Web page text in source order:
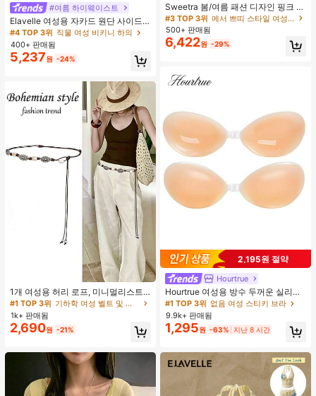
#여름 하이웨이스트
Elavelle 여성용 자카드 원단 사이드
타이 비키니 하의, 봄/여름
#4 TOP 3위 직물 여성 비키니 하의
400+ 판매됨
5,237원 -24%
1개 여성용 허리 로프, 미니멀리스트
보헤미안 패션 매듭 허리 벨트, 드레
스, 캐주얼 팬츠와 함께 일상 착용에
적합한 장식용 허리 액세서리
거의 매진!
#1 TOP 3위
기하학 여성 벨트 및 벨트 액세서리
거의 매진!
#1 TOP 3위
기하학 여성 벨트 및 벨트 액세서리
거의 매진!
#1 TOP 3위
1k+ 판매됨
2,690원 -21%
Sweetra 봄/여름 패션 디자인 핑크 스
트라이프 브라운 폴카 도트 스파게티
스트랩 2 In 1 스위트 걸리시 비치 로
맨틱 휴가 스타일 여성용 캐미 탱크 탑
#3 TOP 3위
에서 쁘띠 스타일 여성 상의, 블라우스 & 티
500+ 판매됨
6,422원 -29%
2,195원 절약
Hourtrue
Hourtrue 여성용 방수 두꺼운 실리콘
가슴 페탈, 작은 가슴 리프트업 & 푸시
인용, 웨딩 촬영 및 들러리용
#1 TOP 3위 없음 여성 스티키 브라
9.9k+ 판매됨
1,295원 -63% 지난 8 시간